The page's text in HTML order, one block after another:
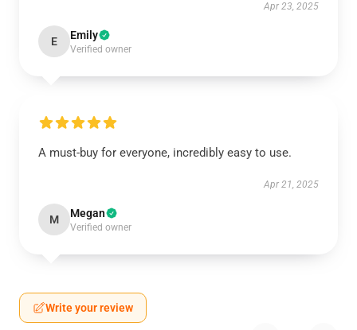
Apr 23, 2025
E Emily
Verified owner
A must-buy for everyone, incredibly easy to use.
Apr 21, 2025
M Megan
Verified owner
Write your review